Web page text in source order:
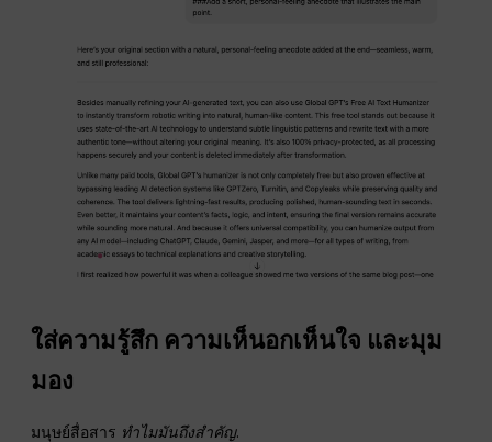
ใส่ความรู้สึก ความเห็นอกเห็นใจ และมุม
มอง
มนุษย์สื่อสาร ทำไมมันถึงสำคัญ.